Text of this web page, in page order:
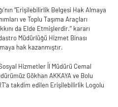
“Erişilebilirlik Belgesi Hak Almaya
ve Toplu Taşıma Araçları
da Elde Etmişlerdir.’’ kararı
Müdürlüğü Hizmet Binası
hak kazanmıştır.
Hizmetler İl Müdürü Cemal
Gökhan AKKAYA ve Bolu
takdim edilen Erişilebilirlik Logolu